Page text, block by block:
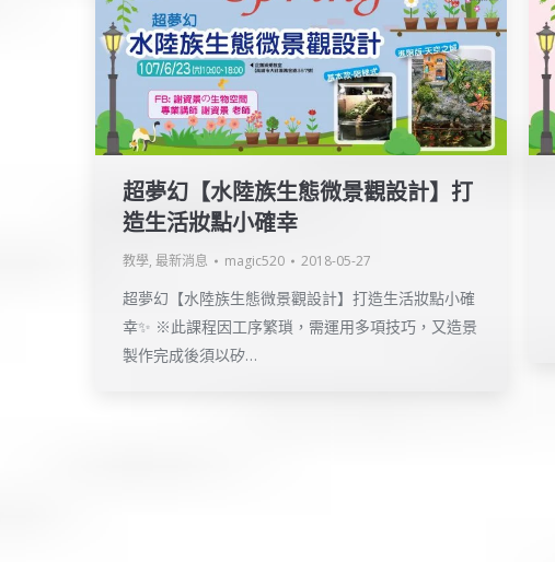
超夢幻【水陸族生態微景觀設計】打
造生活妝點小確幸
教學, 最新消息 magic520 2018-05-27
超夢幻【水陸族生態微景觀設計】打造生活妝點小確
幸✨ ※此課程因工序繁瑣，需運用多項技巧，又造景
製作完成後須以矽…